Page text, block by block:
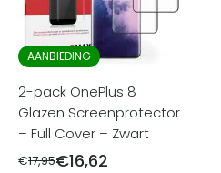
AANBIEDING
2-pack OnePlus 8
Glazen Screenprotector
– Full Cover – Zwart
€17,95€16,62